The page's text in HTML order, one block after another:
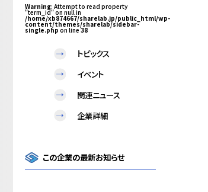
Warning: Attempt to read property
"term_id" on null in
/home/xb874667/sharelab.jp/public_html/wp-
content/themes/sharelab/sidebar-
single.php on line38
トピックス
イベント
関連ニュース
企業詳細
この企業の最新お知らせ